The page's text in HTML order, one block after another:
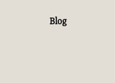
Blog